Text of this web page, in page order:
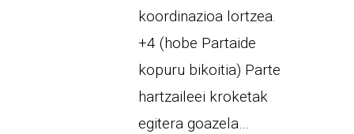
koordinazioa lortzea.
+4 (hobe Partaide
kopuru bikoitia) Parte
hartzaileei kroketak
egitera goazela…